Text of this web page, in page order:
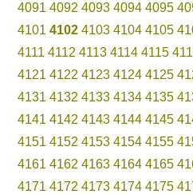
4091 4092 4093 4094 4095
4101 4102 4103 4104 4105
4111 4112 4113 4114 4115
4121 4122 4123 4124 4125
4131 4132 4133 4134 4135
4141 4142 4143 4144 4145
4151 4152 4153 4154 4155
4161 4162 4163 4164 4165
4171 4172 4173 4174 4175